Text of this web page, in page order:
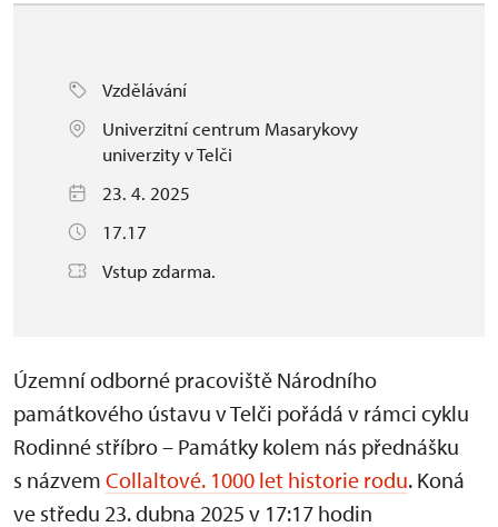
Vzdělávání
Univerzitní centrum Masarykovy
univerzity v Telči
23. 4. 2025
17.17
Vstup zdarma.
Územní odborné pracoviště Národního
památkového ústavu v Telči pořádá v rámci cyklu
Rodinné stříbro – Památky kolem nás přednášku
s názvem Collaltové. 1000 let historie rodu. Koná
ve středu 23. dubna 2025 v 17:17 hodin